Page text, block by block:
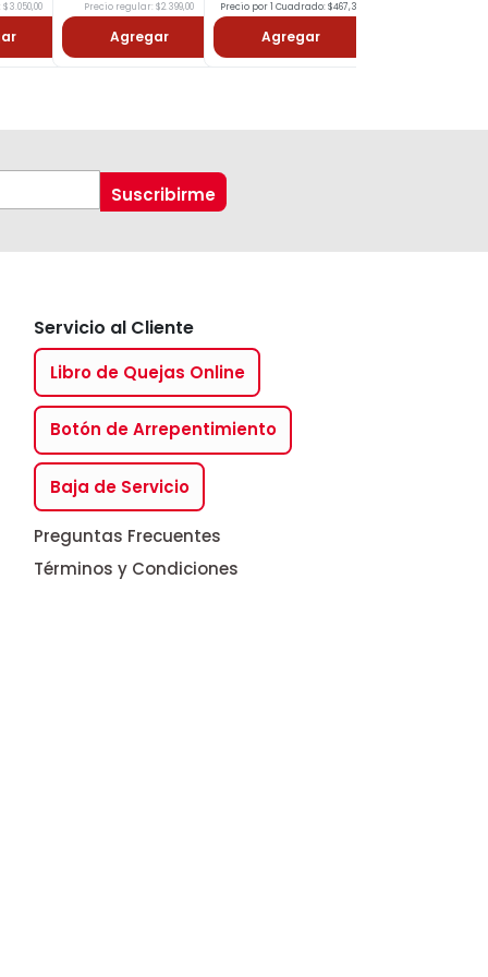
Precio regular: $2.399,00
Agregar
Precio por 1 Cuadrado: $467,30
Agregar
Servicio al Cliente
Libro de Quejas Online
Botón de Arrepentimiento
Baja de Servicio
Preguntas Frecuentes
Términos y Condiciones